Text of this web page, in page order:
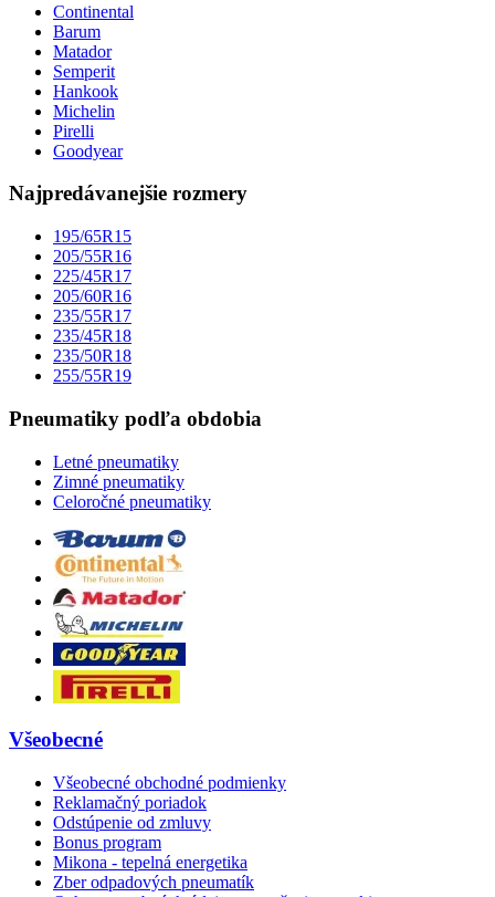
Continental
Barum
Matador
Semperit
Hankook
Michelin
Pirelli
Goodyear
Najpredávanejšie rozmery
195/65R15
205/55R16
225/45R17
205/60R16
235/55R17
235/45R18
235/50R18
255/55R19
Pneumatiky podľa obdobia
Letné pneumatiky
Zimné pneumatiky
Celoročné pneumatiky
Všeobecné
Všeobecné obchodné podmienky
Reklamačný poriadok
Odstúpenie od zmluvy
Bonus program
Mikona - tepelná energetika
Zber odpadových pneumatík